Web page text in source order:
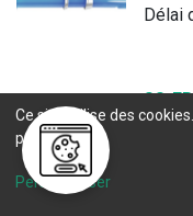
Délai
SS-
0
Ce site utilise des
préférences.
Personnaliser